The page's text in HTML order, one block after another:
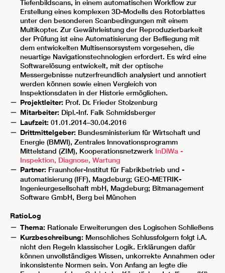
Tiefenbildscans, in einem automatischen Workflow zur
Erstellung eines komplexen 3D-Modells des Rotorblattes
unter den besonderen Scanbedingungen mit einem
Multikopter. Zur Gewährleistung der Reproduzierbarkeit
der Prüfung ist eine Automatisierung der Befliegung mit
dem entwickelten Multisensorsystem vorgesehen, die
neuartige Navigationstechnologien erfordert. Es wird eine
Softwarelösung entwickelt, mit der optische
Messergebnisse nutzerfreundlich analysiert und annotiert
werden können sowie einen Vergleich von
Inspektionsdaten in der Historie ermöglichen.
Projektleiter: Prof. Dr. Frieder Stolzenburg
Mitarbeiter: Dipl.-Inf. Falk Schmidsberger
Laufzeit: 01.01.2014–30.04.2016
Drittmittelgeber: Bundesministerium für Wirtschaft und
Energie (BMWI), Zentrales Innovationsprogramm
Mittelstand (ZIM), Kooperationsnetzwerk InDiWa -
Inspektion, Diagnose, Wartung
Partner: Fraunhofer-Institut für Fabrikbetrieb und -
automatisierung (IFF), Magdeburg; GEO-METRIK-
Ingenieurgesellschaft mbH, Magdeburg; Bitmanagement
Software GmbH, Berg bei München
RatioLog
Thema: Rationale Erweiterungen des Logischen Schließens
Kurzbeschreibung: Menschliches Schlussfolgern folgt i.A.
nicht den Regeln klassischer Logik. Erklärungen dafür
können unvollständiges Wissen, unkorrekte Annahmen oder
inkonsistente Normen sein. Von Anfang an legte die